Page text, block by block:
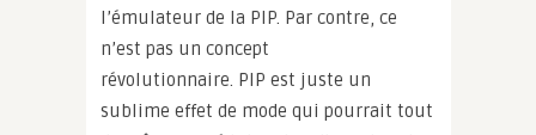
l’émulateur de la PIP. Par contre, ce
n’est pas un concept
révolutionnaire. PIP est juste un
sublime effet de mode qui pourrait tout